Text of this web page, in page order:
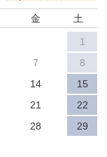
金 土
1
7
8
14
15
21
22
28
29